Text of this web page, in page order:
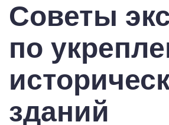
Советы
по
зданий